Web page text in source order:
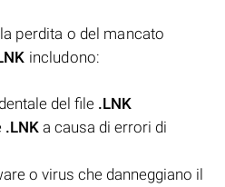
perdita o del mancato
includono:
del file .LNK
.LNK a causa di errori di
o virus che danneggiano il